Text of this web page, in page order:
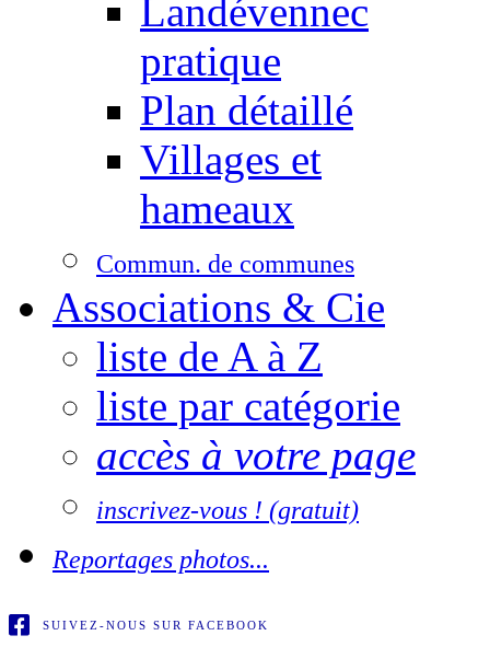
Landévennec
pratique
Plan détaillé
Villages et
hameaux
Commun. de communes
Associations & Cie
liste de A à Z
liste par catégorie
accès à votre page
inscrivez-vous ! (gratuit)
Reportages photos...
SUIVEZ-NOUS SUR FACEBOOK